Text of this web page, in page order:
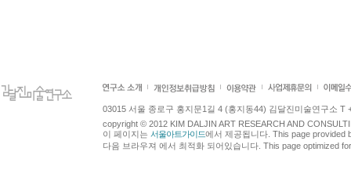
03015 서울 종로구 홍지문1길 4 (홍지동44) 김달진미술연구소 T
copyright © 2012 KIM DALJIN ART RESEARCH AND
이 페이지는 서울아트가이드에서 제공됩니다. This page provided
다음 브라우져 에서 최적화 되어있습니다. This page optimized